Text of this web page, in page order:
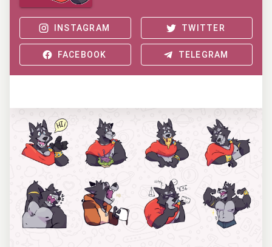
INSTAGRAM TWITTER
FACEBOOK TELEGRAM